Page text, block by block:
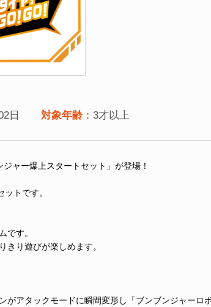
日 対象年齢：3才以上
ャー爆上スタートセット」が登場！
トです。
です。
きり遊びが楽しめます。
アタックモードに瞬間変形し「ブンブンジャーロ